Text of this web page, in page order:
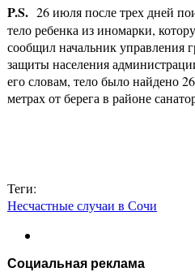
P.S. 26 июля после трех дней
тело ребенка из иномарки,
сообщил начальник управления
защиты населения
его словам, тело было найдено
метрах от берега в районе
Теги:
Несчастные случаи в Сочи
Социальная реклама